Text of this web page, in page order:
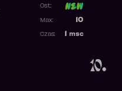
10.
Ost:
10
Max:
msc
Czas: